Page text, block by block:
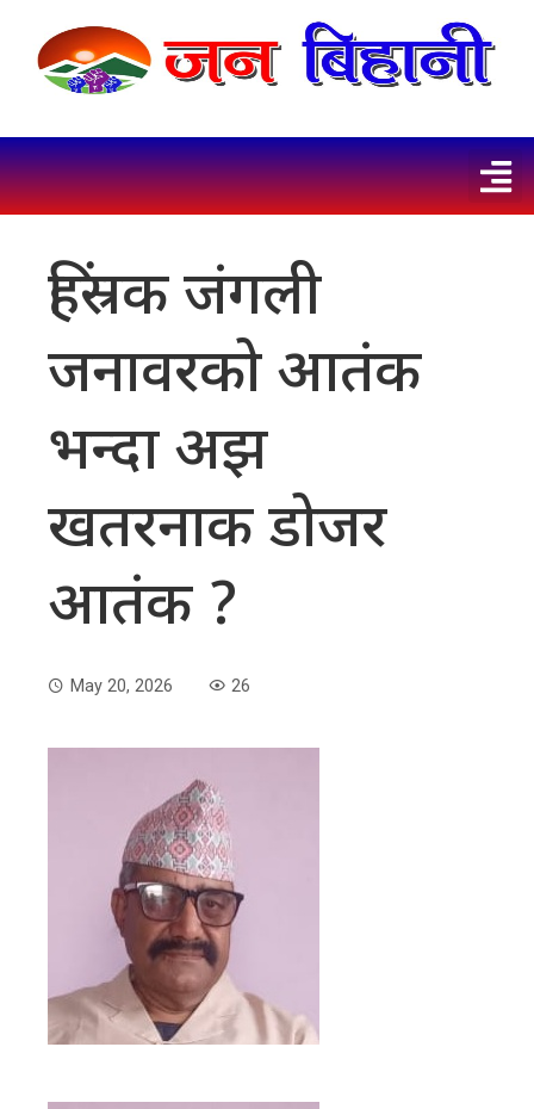
हिंस्रक जंगली
जनावरको आतंक
भन्दा अझ
खतरनाक डोजर
आतंक ?
May 20, 2026 26